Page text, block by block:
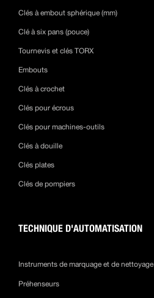
Clés à embout sphérique (mm)
Clé à six pans (pouce)
Tournevis et clés TORX
Embouts
Clés à crochet
Clés pour écrous
Clés pour machines-outils
Clés à douille
Clés plates
Clés de pompiers
TECHNIQUE D'AUTOMATISATION
Instruments de marquage et de nettoyage
Préhenseurs